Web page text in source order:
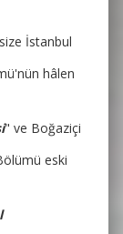
İstanbul
hâlen
" ve Boğaziçi
eski